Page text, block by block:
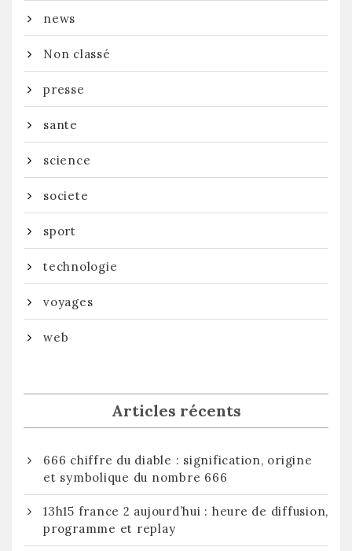
news
Non classé
presse
sante
science
societe
sport
technologie
voyages
web
Articles récents
666 chiffre du diable : signification, origine
et symbolique du nombre 666
13h15 france 2 aujourd’hui : heure de diffusion,
programme et replay